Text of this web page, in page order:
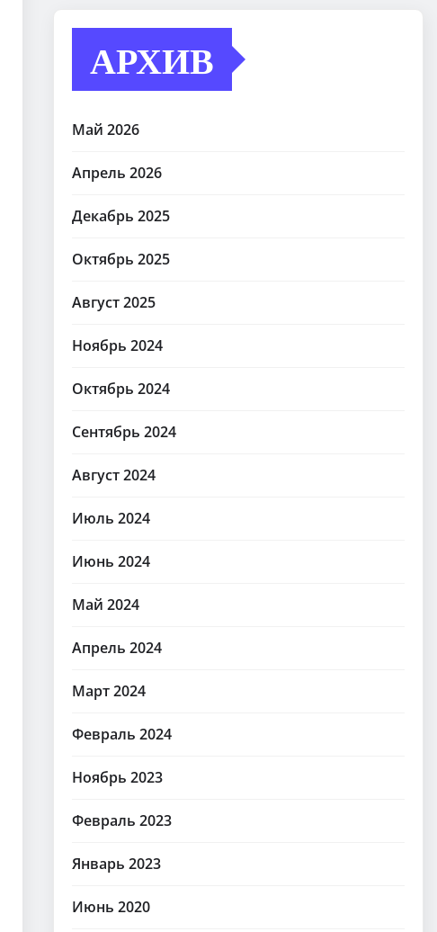
АРХИВ
Май 2026
Апрель 2026
Декабрь 2025
Октябрь 2025
Август 2025
Ноябрь 2024
Октябрь 2024
Сентябрь 2024
Август 2024
Июль 2024
Июнь 2024
Май 2024
Апрель 2024
Март 2024
Февраль 2024
Ноябрь 2023
Февраль 2023
Январь 2023
Июнь 2020